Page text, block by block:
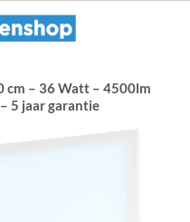
cm – 36 Watt – 4500lm
5 jaar garantie